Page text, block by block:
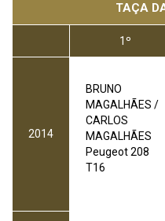
TAÇA
1º
2014
BRUNO
MAGALHÃES /
CARLOS
MAGALHÃES
Peugeot 208
T16